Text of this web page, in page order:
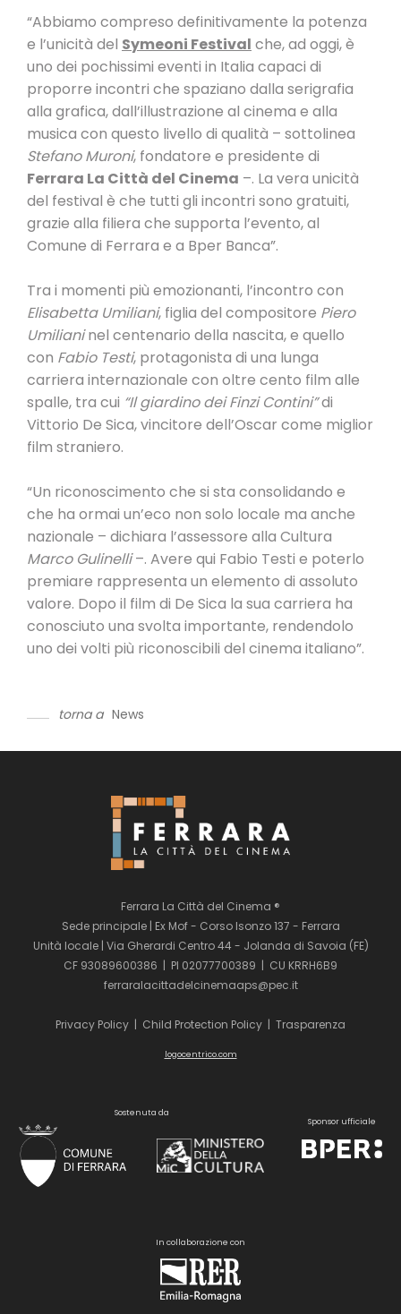
“Abbiamo compreso definitivamente la potenza
e l’unicità del Symeoni Festival che, ad oggi, è
uno dei pochissimi eventi in Italia capaci di
proporre incontri che spaziano dalla serigrafia
alla grafica, dall’illustrazione al cinema e alla
musica con questo livello di qualità – sottolinea
Stefano Muroni, fondatore e presidente di
Ferrara La Città del Cinema –. La vera unicità
del festival è che tutti gli incontri sono gratuiti,
grazie alla filiera che supporta l’evento, al
Comune di Ferrara e a Bper Banca”.
Tra i momenti più emozionanti, l’incontro con
Elisabetta Umiliani, figlia del compositore Piero
Umilianinel centenario della nascita, e quello
con Fabio Testi, protagonista di una lunga
carriera internazionale con oltre cento film alle
spalle, tra cui “Il giardino dei Finzi Contini”di
Vittorio De Sica, vincitore dell’Oscar come miglior
film straniero.
“Un riconoscimento che si sta consolidando e
che ha ormai un’eco non solo locale ma anche
nazionale – dichiara l’assessore alla Cultura
Marco Gulinelli–. Avere qui Fabio Testi e poterlo
premiare rappresenta un elemento di assoluto
valore. Dopo il film di De Sica la sua carriera ha
conosciuto una svolta importante, rendendolo
uno dei volti più riconoscibili del cinema italiano”.
torna a News
Ferrara La Città del Cinema ®
Sede principale | Ex Mof - Corso Isonzo 137 - Ferrara
Unità locale | Via Gherardi Centro 44 - Jolanda di Savoia (FE)
CF 93089600386 | PI 02077700389 | CU KRRH6B9
ferraralacittadelcinemaaps@pec.it
Privacy Policy | Child Protection Policy | Trasparenza
logocentrico.com
Sostenuta da
Sponsor ufficiale
In collaborazione con